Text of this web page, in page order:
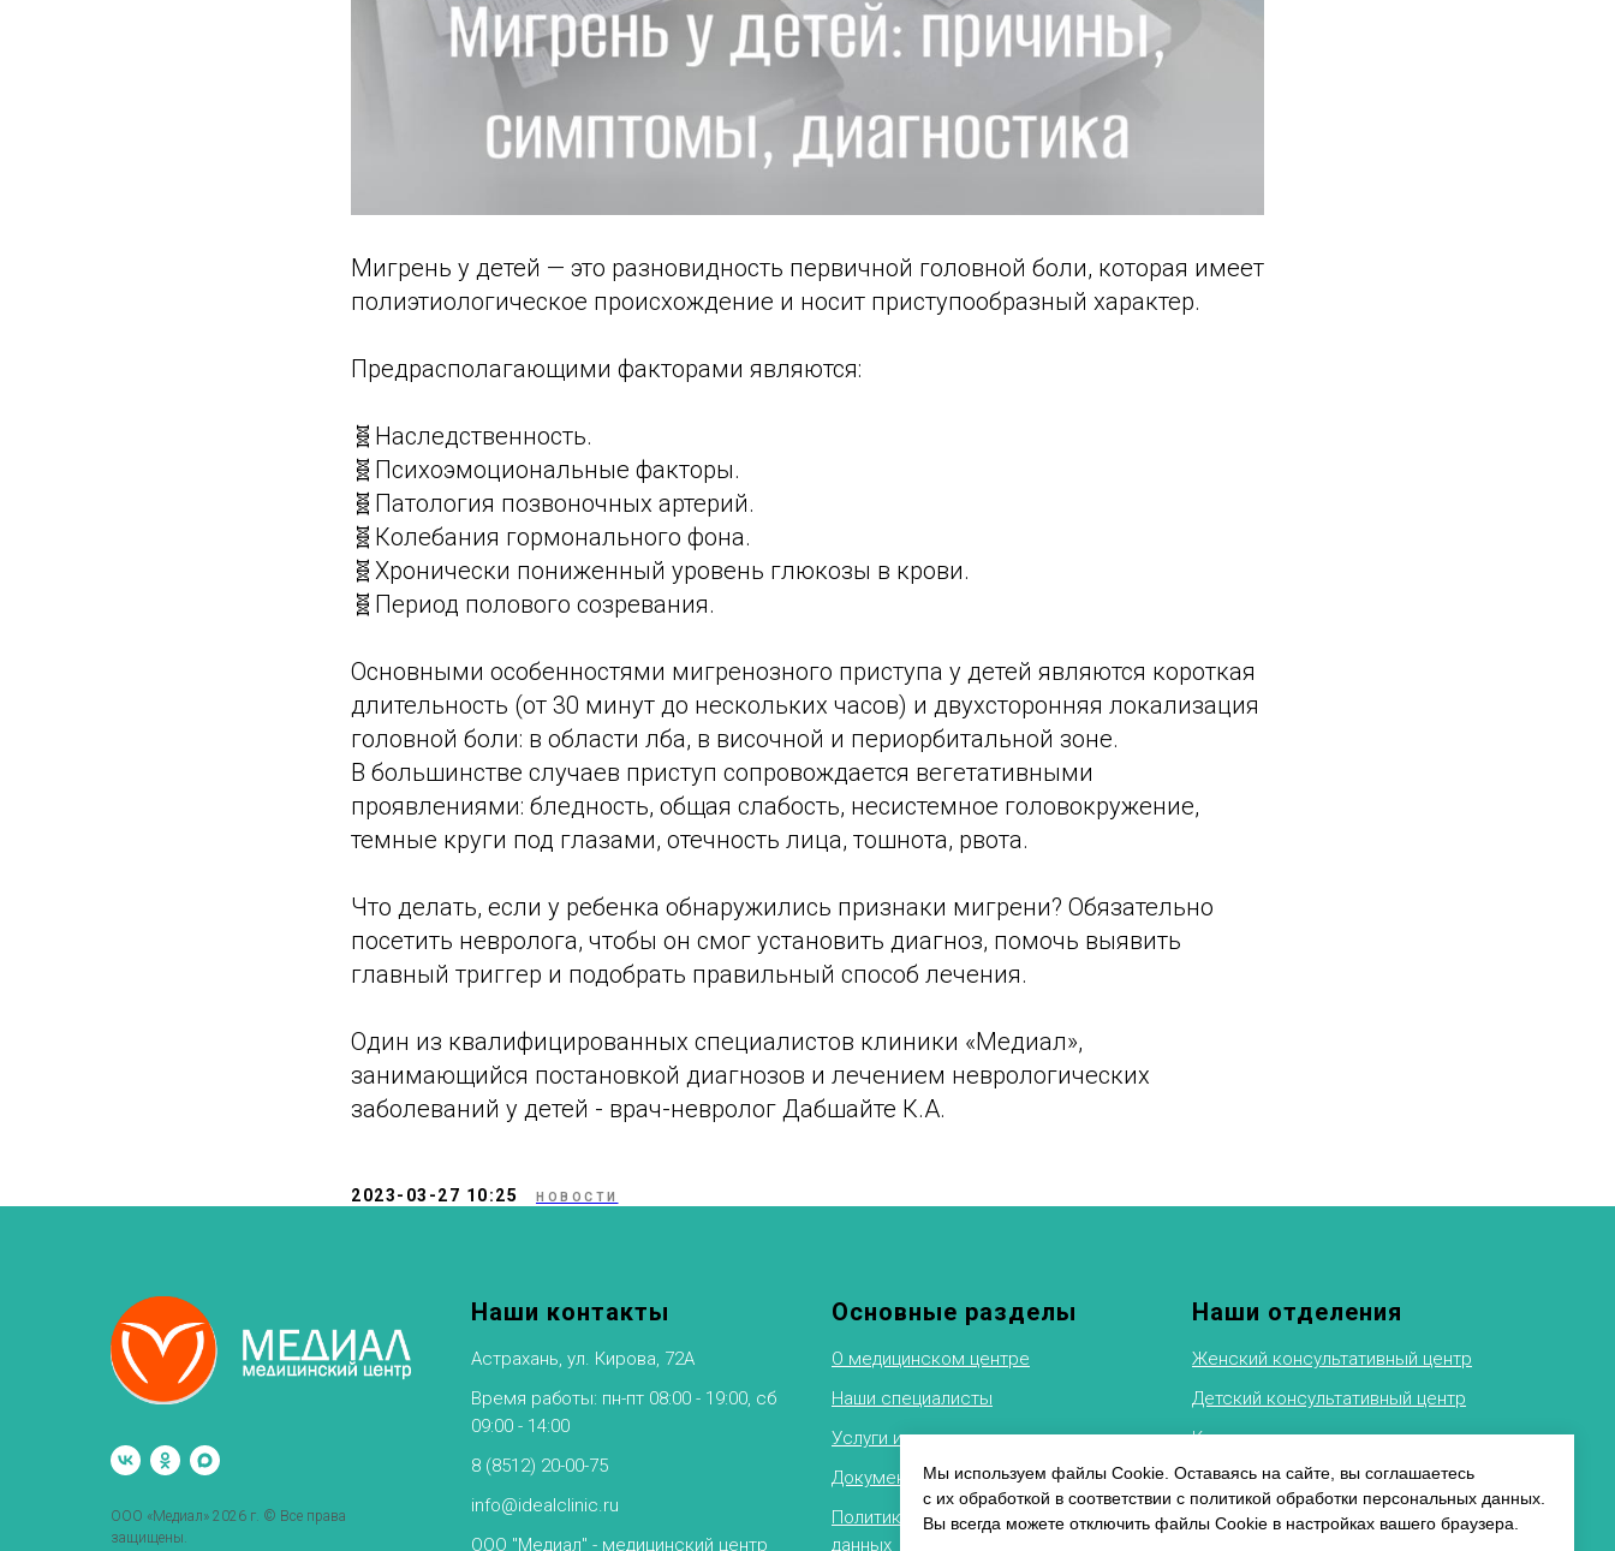
Мы используем файлы Cookie. Оставаясь на сайте, вы соглашаетесь
с их обработкой в соответствии с политикой обработки персональных данных.
Вы всегда можете отключить файлы Cookie в настройках вашего браузера.
Мигрень у детей — это разновидность первичной головной боли, которая имеет
полиэтиологическое происхождение и носит приступообразный характер.
Предрасполагающими факторами являются:
🧬Наследственность.
🧬Психоэмоциональные факторы.
🧬Патология позвоночных артерий.
🧬Колебания гормонального фона.
🧬Хронически пониженный уровень глюкозы в крови.
🧬Период полового созревания.
Основными особенностями мигренозного приступа у детей являются короткая
длительность (от 30 минут до нескольких часов) и двухсторонняя локализация
головной боли: в области лба, в височной и периорбитальной зоне.
В большинстве случаев приступ сопровождается вегетативными
проявлениями: бледность, общая слабость, несистемное головокружение,
темные круги под глазами, отечность лица, тошнота, рвота.
Что делать, если у ребенка обнаружились признаки мигрени? Обязательно
посетить невролога, чтобы он смог установить диагноз, помочь выявить
главный триггер и подобрать правильный способ лечения.
Один из квалифицированных специалистов клиники «Медиал»,
занимающийся постановкой диагнозов и лечением неврологических
заболеваний у детей - врач-невролог Дабшайте К.А.
2023-03-27 10:25 НОВОСТИ
ООО «Медиал» 2026 г. © Все права
защищены.
Наши контакты
Астрахань, ул. Кирова, 72А
Время работы: пн-пт 08:00 - 19:00, сб
09:00 - 14:00
8 (8512) 20-00-75
info@idealclinic.ru
ООО "Медиал" - медицинский центр
Основные разделы
О медицинском центре
Наши специалисты
Услуги и цены
Документы
Политика обработки персональных
данных
Наши отделения
Женский консультативный центр
Детский консультативный центр
Клиника восстановительного
лечения ФТИ
Рентгеновское отделение